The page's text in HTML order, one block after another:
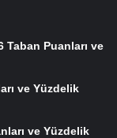
Taban Puanları ve
ve Yüzdelik
ve Yüzdelik